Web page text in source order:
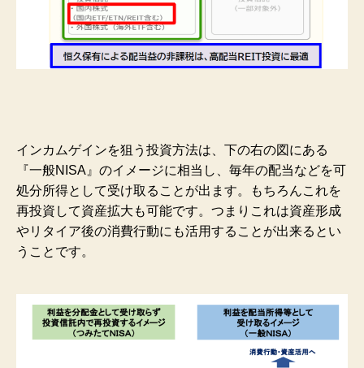
インカムゲインを狙う投資方法は、下の右の図にある
『一般NISA』のイメージに相当し、毎年の配当などを可
処分所得として受け取ることが出ます。もちろんこれを
再投資して資産拡大も可能です。つまりこれは資産形成
やリタイア後の消費行動にも活用することが出来るとい
うことです。